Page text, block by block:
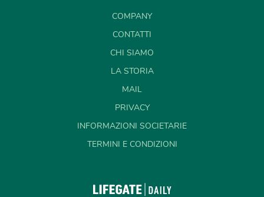
COMPANY
CONTATTI
CHI SIAMO
LA STORIA
MAIL
PRIVACY
INFORMAZIONI SOCIETARIE
TERMINI E CONDIZIONI